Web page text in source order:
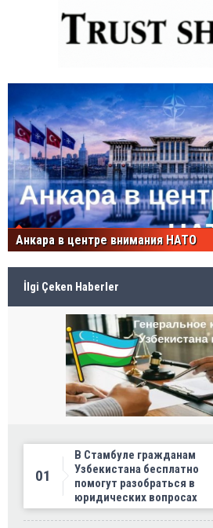
Анкара в центре внимания НАТО
İlgi Çeken Haberler
01
В Стамбуле гражданам
Узбекистана бесплатно
помогут разобраться в
юридических вопросах